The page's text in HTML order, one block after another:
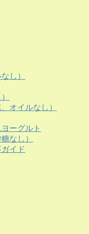
し）
オイルなし）
ーグルト
なし）
イド